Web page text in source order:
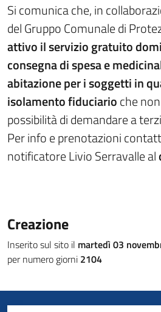
Si comunica che, in
del Gruppo Comunale di
attivo il servizio gratuito
consegna di spesa e
abitazione per i soggetti in
isolamento fiduciarioche
possibilità di demandare a
Per info e prenotazioni
notificatore Livio Serravalle al
Creazione
Inserito sul sito il martedì 03
per numero giorni 2104